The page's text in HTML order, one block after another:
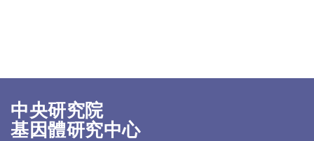
中央研究院
基因體研究中心